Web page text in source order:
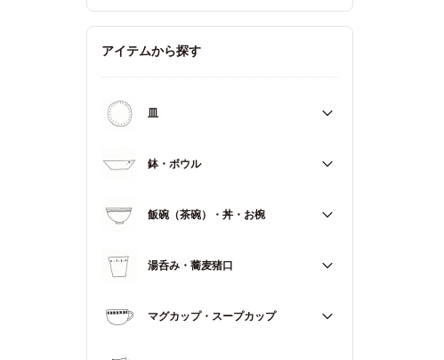
アイテムから探す
皿
すべて
取皿・中皿（15～20cm）
鉢・ボウル
すべて
中鉢（13～17cm）
飯碗（茶碗）・丼・お椀
すべて
丼（どんぶり）
湯呑み・蕎麦猪口
マグカップ・スープカップ